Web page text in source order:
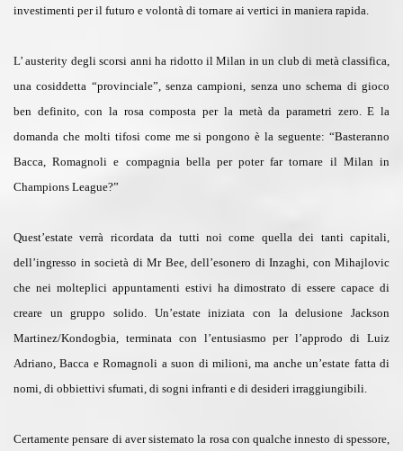
investimenti per il futuro e volontà di tornare ai vertici in maniera rapida.
L’ austerity degli scorsi anni ha ridotto il Milan in un club di metà classifica,
una cosiddetta “provinciale”, senza campioni, senza uno schema di gioco
ben definito, con la rosa composta per la metà da parametri zero. E la
domanda che molti tifosi come me si pongono è la seguente: “Basteranno
Bacca, Romagnoli e compagnia bella per poter far tornare il Milan in
Champions League?”
Quest’estate verrà ricordata da tutti noi come quella dei tanti capitali,
dell’ingresso in società di Mr Bee, dell’esonero di Inzaghi, con Mihajlovic
che nei molteplici appuntamenti estivi ha dimostrato di essere capace di
creare un gruppo solido. Un’estate iniziata con la delusione Jackson
Martinez/Kondogbia, terminata con l’entusiasmo per l’approdo di Luiz
Adriano, Bacca e Romagnoli a suon di milioni, ma anche un’estate fatta di
nomi, di obbiettivi sfumati, di sogni infranti e di desideri irraggiungibili.
Certamente pensare di aver sistemato la rosa con qualche innesto di spessore,